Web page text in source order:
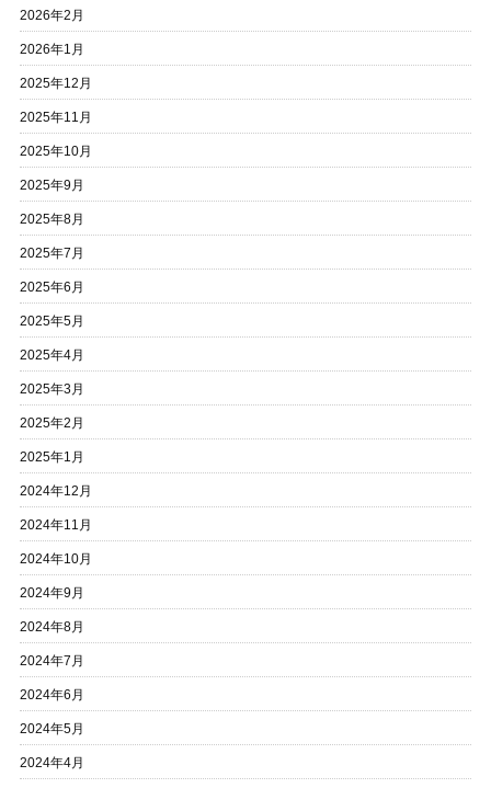
2026年2月
2026年1月
2025年12月
2025年11月
2025年10月
2025年9月
2025年8月
2025年7月
2025年6月
2025年5月
2025年4月
2025年3月
2025年2月
2025年1月
2024年12月
2024年11月
2024年10月
2024年9月
2024年8月
2024年7月
2024年6月
2024年5月
2024年4月